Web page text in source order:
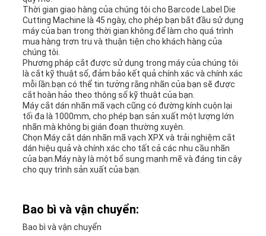
Thời gian giao hàng của chúng tôi cho Barcode Label Die
Cutting Machine là 45 ngày, cho phép bạn bắt đầu sử dụng
máy của bạn trong thời gian không.để làm cho quá trình
mua hàng trơn tru và thuận tiện cho khách hàng của
chúng tôi.
Phương pháp cắt được sử dụng trong máy của chúng tôi
là cắt kỹ thuật số, đảm bảo kết quả chính xác và chính xác
mỗi lần.bạn có thể tin tưởng rằng nhãn của bạn sẽ được
cắt hoàn hảo theo thông số kỹ thuật của bạn.
Máy cắt dán nhãn mã vạch cũng có đường kính cuộn lại
tối đa là 1000mm, cho phép bạn sản xuất một lượng lớn
nhãn mà không bị gián đoạn thường xuyên.
Chọn Máy cắt dán nhãn mã vạch XPX và trải nghiệm cắt
dán hiệu quả và chính xác cho tất cả các nhu cầu nhãn
của bạn.Máy này là một bổ sung mạnh mẽ và đáng tin cậy
cho quy trình sản xuất của bạn.
Bao bì và vận chuyển:
Bao bì và vận chuyển